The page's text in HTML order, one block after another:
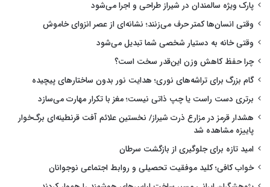
پارک ویژه سالمندان در شیراز طراحی و اجرا می‌شود
وقتی انسان‌ها کمتر حرف می‌زنند؛ نشانه‌ای از عصر انزوای خاموش
وقتی خانه به دستیار شخصی شما تبدیل می‌شود
چرا حفظ کاهش وزن این‌قدر سخت است؟
گام بزرگ برای تراشه‌های نوری؛ هدایت نور بدون ساختارهای پیچیده
برتری دست راست یا چپ ذاتی نیست؛ مغز با تکرار مهارت می‌سازد
هشدار قرمز در مزارع ذرت شیراز/ نخستین علائم آفت قرنطینه‌ای برگ‌خوار
پاییزه مشاهده شد
امید تازه برای جلوگیری از بازگشت سرطان
خواب کافی؛ کلید موفقیت تحصیلی و روابط اجتماعی نوجوانان